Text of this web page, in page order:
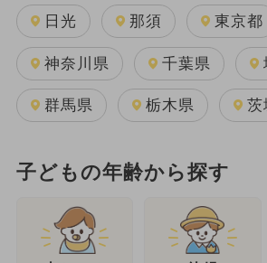
日光 那須 東京都
神奈川県 千葉県
群馬県 栃木県 茨
子どもの年齢から探す